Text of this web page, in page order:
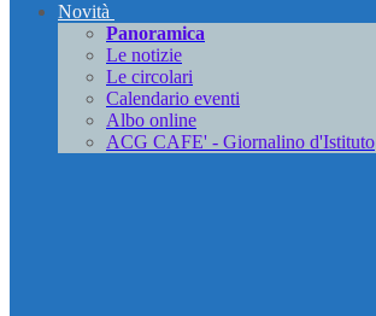
Novità
Panoramica
Le notizie
Le circolari
Calendario eventi
Albo online
ACG CAFE' - Giornalino d'Istituto